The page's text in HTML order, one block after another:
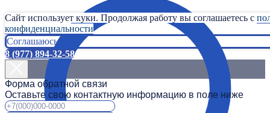
Сайт использует куки. Продолжая работу вы соглашаетесь с
конфиденциальности
Соглашаюсь
8 (977) 894-32-58
Форма обратной связи
Оставьте свою контактную информацию в поле ниже